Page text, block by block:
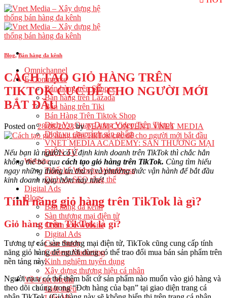
Skip
to
content
Omnichannel
E-Commerce
Bán hàng trên Shopee
Bán hàng trên Lazada
Bán hàng trên Tiki
Bán Hàng Trên Tiktok Shop
Dịch Vụ Quay Dựng Video Trên Tiktok
Dịch vụ chụp ảnh sản phẩm
VNET MEDIA ACADEMY: SÀN THƯƠNG MẠI
ĐIỆN TỬ
Website
Thiết kế Website WordPress
Dịch vụ SEO tổng thể
Digital Ads
Blog
Bán hàng đa kênh
Sàn thương mại điện tử
Chăm sóc Website
Digital Ads
Case Study
Content Marketing
Kinh nghiệm tuyển dụng
Xây dựng thương hiệu cá nhân
Về Vnet Media
Giới thiệu
Blog,Bán hàng đa kênh
CÁCH TẠO GIỎ HÀNG TRÊN
TIKTOK CỰC DỄ CHO NGƯỜI MỚI
BẮT ĐẦU
Posted on28/08/2023byTEAM CONTENT VNET MEDIA
Nếu bạn là người có ý định kinh doanh trên TikTok thì chắc hẳn
không thể bỏ qua cách tạo giỏ hàng trên TikTok. Cùng tìm hiểu
ngay những thông tin thú vị và phương thức vận hành để bắt đầu
kinh doanh ngay hôm nay nhé!
Tính năng giỏ hàng trên TikTok là gì?
Giỏ hàng trên TikTok là gì?
Tương tự các sàn thương mại điện tử, TikTok cũng cung cấp tính
năng giỏ hàng để người dùng có thể trao đổi mua bán sản phẩm trên
nền tảng này.
Người mua có thể thêm bất cứ sản phẩm nào muốn vào giỏ hàng và
theo dõi chúng trong “Đơn hàng của bạn” tại giao diện trang cá